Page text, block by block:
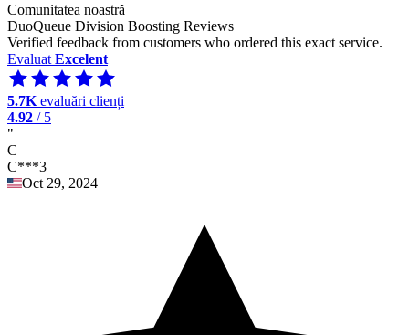
Comunitatea noastră
DuoQueue Division Boosting Reviews
Verified feedback from customers who ordered this exact service.
Evaluat Excelent
5.7K evaluări clienți
4.92 / 5
"
C
C***3
Oct 29, 2024